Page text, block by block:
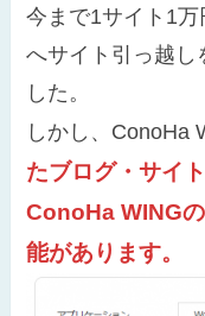
今まで1サイト1
へサイト引っ越し
した。
しかし、ConoHa
たブログ・サイ
ConoHa WING
能があります。